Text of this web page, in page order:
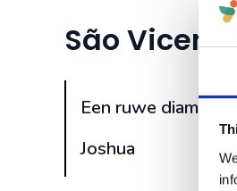
São
Een ruwe diamant
Joshua